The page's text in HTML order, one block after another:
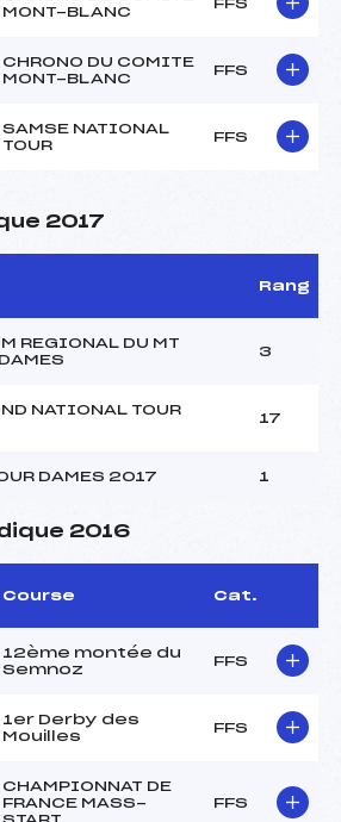
MONT-BLANC
FFS
CHRONO DU COMITE
MONT-BLANC
FFS
SAMSE NATIONAL
TOUR
FFS
2017
Rang
REGIONAL DU MT
3
NATIONAL TOUR
17
DAMES 2017 1
2016
Course Cat.
12ème montée du
Semnoz
FFS
1er Derby des
Mouilles
FFS
CHAMPIONNAT DE
FRANCE MASS-
START
FFS